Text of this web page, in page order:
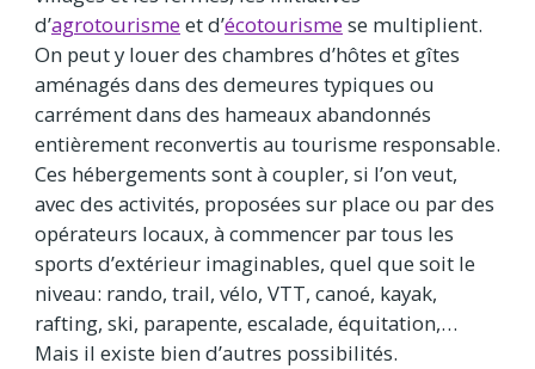
d’agrotourismeet d’écotourismese multiplient.
On peut y louer des chambres d’hôtes et gîtes
aménagés dans des demeures typiques ou
carrément dans des hameaux abandonnés
entièrement reconvertis au tourisme responsable.
Ces hébergements sont à coupler, si l’on veut,
avec des activités, proposées sur place ou par des
opérateurs locaux, à commencer par tous les
sports d’extérieur imaginables, quel que soit le
niveau: rando, trail, vélo, VTT, canoé, kayak,
rafting, ski, parapente, escalade, équitation,…
Mais il existe bien d’autres possibilités.